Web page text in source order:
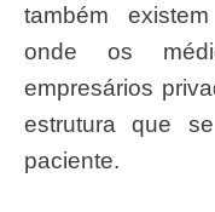
também
onde os
empresários
estrutura que
paciente.